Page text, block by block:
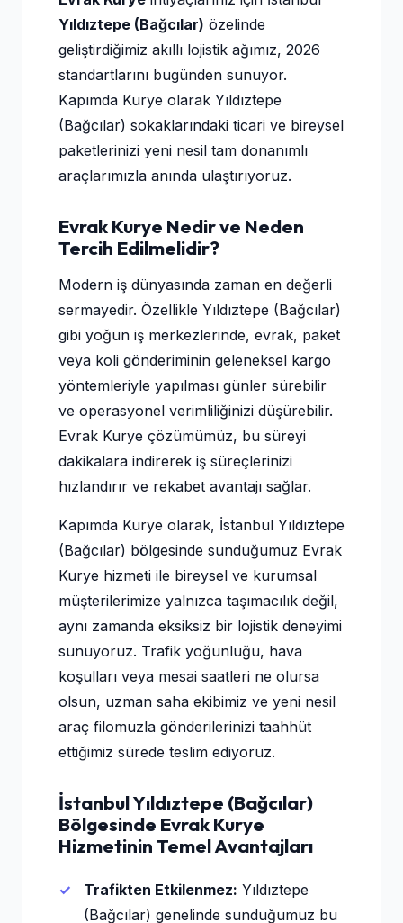
Yıldıztepe (Bağcılar) özelinde
geliştirdiğimiz akıllı lojistik ağımız, 2026
standartlarını bugünden sunuyor.
Kapımda Kurye olarak Yıldıztepe
(Bağcılar) sokaklarındaki ticari ve bireysel
paketlerinizi yeni nesil tam donanımlı
araçlarımızla anında ulaştırıyoruz.
Evrak Kurye Nedir ve Neden
Tercih Edilmelidir?
Modern iş dünyasında zaman en değerli
sermayedir. Özellikle Yıldıztepe (Bağcılar)
gibi yoğun iş merkezlerinde, evrak, paket
veya koli gönderiminin geleneksel kargo
yöntemleriyle yapılması günler sürebilir
ve operasyonel verimliliğinizi düşürebilir.
Evrak Kurye çözümümüz, bu süreyi
dakikalara indirerek iş süreçlerinizi
hızlandırır ve rekabet avantajı sağlar.
Kapımda Kurye olarak, İstanbul Yıldıztepe
(Bağcılar) bölgesinde sunduğumuz Evrak
Kurye hizmeti ile bireysel ve kurumsal
müşterilerimize yalnızca taşımacılık değil,
aynı zamanda eksiksiz bir lojistik deneyimi
sunuyoruz. Trafik yoğunluğu, hava
koşulları veya mesai saatleri ne olursa
olsun, uzman saha ekibimiz ve yeni nesil
araç filomuzla gönderilerinizi taahhüt
ettiğimiz sürede teslim ediyoruz.
İstanbul Yıldıztepe (Bağcılar)
Bölgesinde Evrak Kurye
Hizmetinin Temel Avantajları
Trafikten Etkilenmez: Yıldıztepe
(Bağcılar) genelinde sunduğumuz bu